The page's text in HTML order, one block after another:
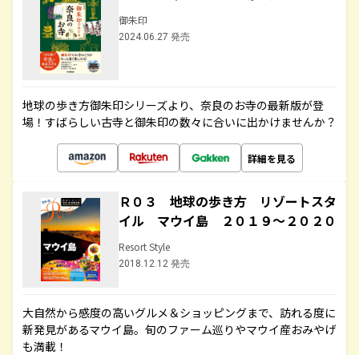
御朱印
2024.06.27 発売
地球の歩き方御朱印シリーズより、奈良のお寺の最新版が登
場！すばらしい古寺と御朱印の数々に合いに出かけませんか？
詳細を見る
Ｒ０３ 地球の歩き方 リゾートスタ
イル マウイ島 ２０１９～２０２０
Resort Style
2018.12.12 発売
大自然から感度の高いグルメ＆ショッピングまで、訪れる度に
新発見があるマウイ島。旬のファーム巡りやマウイ産おみやげ
も満載！